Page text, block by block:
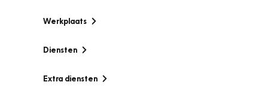
Werkplaats
Diensten
Extra diensten